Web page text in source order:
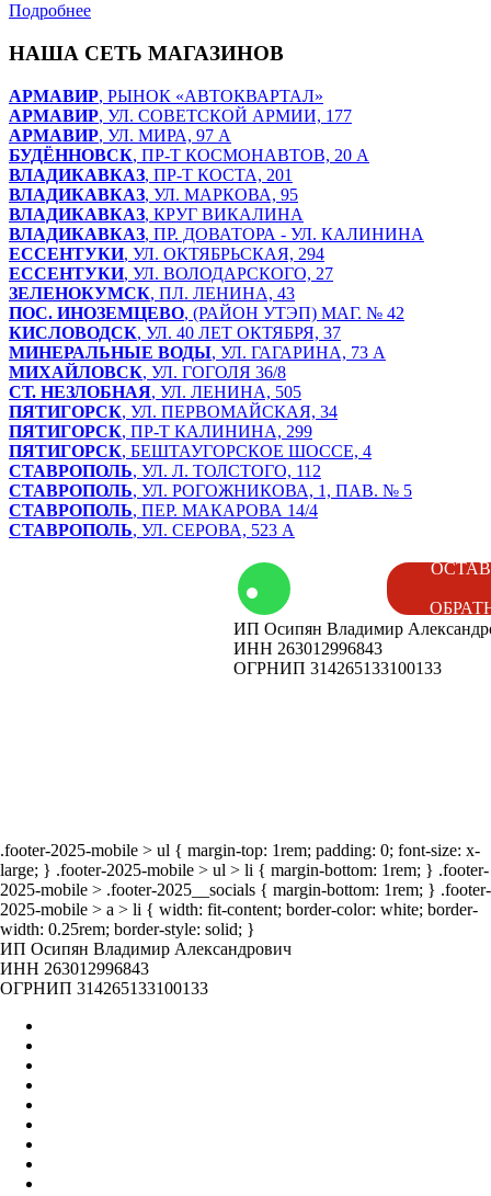
Подробнее
НАША СЕТЬ МАГАЗИНОВ
АРМАВИР, РЫНОК «АВТОКВАРТАЛ»
АРМАВИР, УЛ. СОВЕТСКОЙ АРМИИ, 177
АРМАВИР, УЛ. МИРА, 97 А
БУДЁННОВСК, ПР-Т КОСМОНАВТОВ, 20 А
ВЛАДИКАВКАЗ, ПР-Т КОСТА, 201
ВЛАДИКАВКАЗ, УЛ. МАРКОВА, 95
ВЛАДИКАВКАЗ, КРУГ ВИКАЛИНА
ВЛАДИКАВКАЗ, ПР. ДОВАТОРА - УЛ. КАЛИНИНА
ЕССЕНТУКИ, УЛ. ОКТЯБРЬСКАЯ, 294
ЕССЕНТУКИ, УЛ. ВОЛОДАРСКОГО, 27
ЗЕЛЕНОКУМСК, ПЛ. ЛЕНИНА, 43
ПОС. ИНОЗЕМЦЕВО, (РАЙОН УТЭП) МАГ. № 42
КИСЛОВОДСК, УЛ. 40 ЛЕТ ОКТЯБРЯ, 37
МИНЕРАЛЬНЫЕ ВОДЫ, УЛ. ГАГАРИНА, 73 А
МИХАЙЛОВСК, УЛ. ГОГОЛЯ 36/8
СТ. НЕЗЛОБНАЯ, УЛ. ЛЕНИНА, 505
ПЯТИГОРСК, УЛ. ПЕРВОМАЙСКАЯ, 34
ПЯТИГОРСК, ПР-Т КАЛИНИНА, 299
ПЯТИГОРСК, БЕШТАУГОРСКОЕ ШОССЕ, 4
СТАВРОПОЛЬ, УЛ. Л. ТОЛСТОГО, 112
СТАВРОПОЛЬ, УЛ. РОГОЖНИКОВА, 1, ПАВ. № 5
СТАВРОПОЛЬ, ПЕР. МАКАРОВА 14/4
СТАВРОПОЛЬ, УЛ. СЕРОВА, 523 А
ИП Осипян Владимир
ИНН 263012996843
ОГРНИП 314265133100133
.footer-2025-mobile > ul { margin-top: 1rem; padding: 0; font-size: x-
large; } .footer-2025-mobile > ul > li { margin-bottom: 1rem; } .footer-
2025-mobile > .footer-2025__socials { margin-bottom: 1rem; } .footer-
2025-mobile > a > li { width: fit-content; border-color: white; border-
width: 0.25rem; border-style: solid; }
ИП Осипян Владимир Александрович
ИНН 263012996843
ОГРНИП 314265133100133